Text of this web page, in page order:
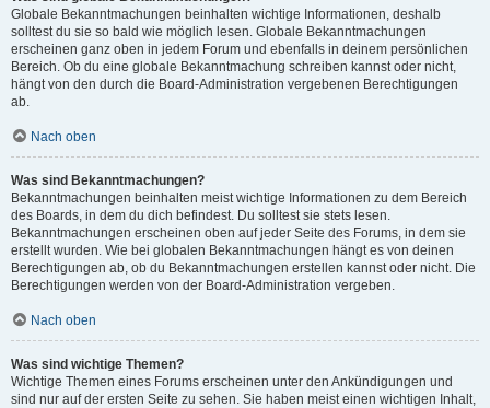
Globale Bekanntmachungen beinhalten wichtige Informationen, deshalb
solltest du sie so bald wie möglich lesen. Globale Bekanntmachungen
erscheinen ganz oben in jedem Forum und ebenfalls in deinem persönlichen
Bereich. Ob du eine globale Bekanntmachung schreiben kannst oder nicht,
hängt von den durch die Board-Administration vergebenen Berechtigungen
ab.
Nach oben
Was sind Bekanntmachungen?
Bekanntmachungen beinhalten meist wichtige Informationen zu dem Bereich
des Boards, in dem du dich befindest. Du solltest sie stets lesen.
Bekanntmachungen erscheinen oben auf jeder Seite des Forums, in dem sie
erstellt wurden. Wie bei globalen Bekanntmachungen hängt es von deinen
Berechtigungen ab, ob du Bekanntmachungen erstellen kannst oder nicht. Die
Berechtigungen werden von der Board-Administration vergeben.
Nach oben
Was sind wichtige Themen?
Wichtige Themen eines Forums erscheinen unter den Ankündigungen und
sind nur auf der ersten Seite zu sehen. Sie haben meist einen wichtigen Inhalt,